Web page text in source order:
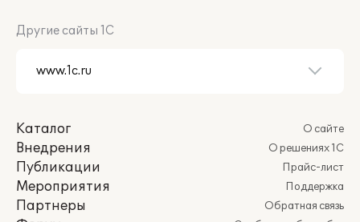
Другие сайты 1С
Каталог
Внедрения
Публикации
Мероприятия
Партнеры
О сайте
О решениях 1С
Прайс-лист
Поддержка
Обратная связь